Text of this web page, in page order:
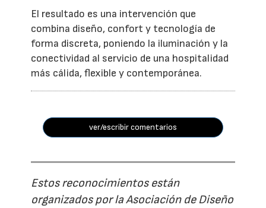
El resultado es una intervención que
combina diseño, confort y tecnología de
forma discreta, poniendo la iluminación y la
conectividad al servicio de una hospitalidad
más cálida, flexible y contemporánea.
ver/escribir comentarios
Estos reconocimientos están
organizados por la Asociación de Diseño